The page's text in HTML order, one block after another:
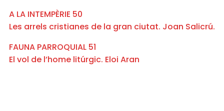
A LA INTEMPÈRIE 50
Les arrels cristianes de la gran ciutat. Joan Salicrú.
FAUNA PARROQUIAL 51
El vol de l’home litúrgic. Eloi Aran